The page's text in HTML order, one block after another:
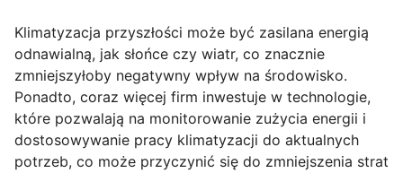
Klimatyzacja przyszłości może być zasilana energią
odnawialną, jak słońce czy wiatr, co znacznie
zmniejszyłoby negatywny wpływ na środowisko.
Ponadto, coraz więcej firm inwestuje w technologie,
które pozwalają na monitorowanie zużycia energii i
dostosowywanie pracy klimatyzacji do aktualnych
potrzeb, co może przyczynić się do zmniejszenia strat